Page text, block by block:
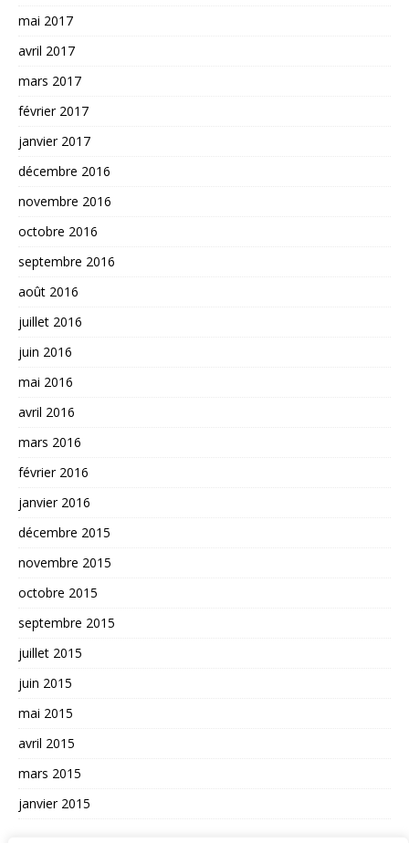
mai 2017
avril 2017
mars 2017
février 2017
janvier 2017
décembre 2016
novembre 2016
octobre 2016
septembre 2016
août 2016
juillet 2016
juin 2016
mai 2016
avril 2016
mars 2016
février 2016
janvier 2016
décembre 2015
novembre 2015
octobre 2015
septembre 2015
juillet 2015
juin 2015
mai 2015
avril 2015
mars 2015
janvier 2015